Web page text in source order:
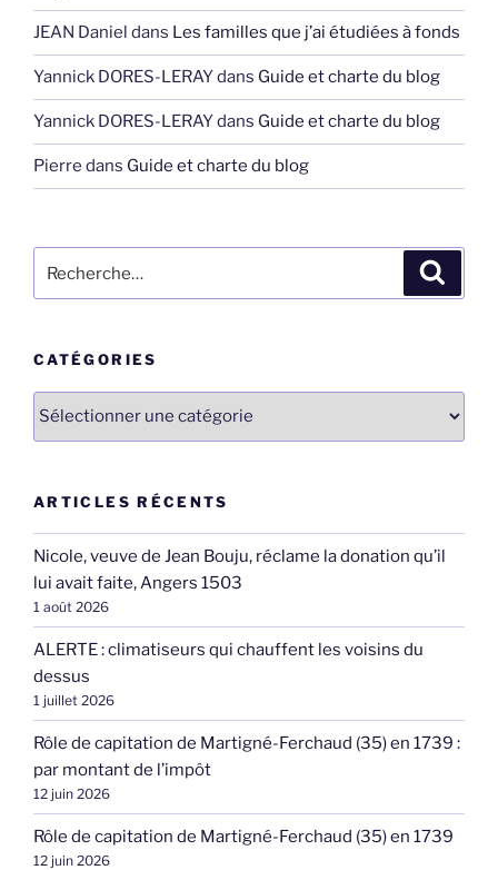
JEAN Daniel dans Les familles que j’ai étudiées à fonds
Yannick DORES-LERAYdans Guide et charte du blog
Yannick DORES-LERAYdans Guide et charte du blog
Pierre dans Guide et charte du blog
pour
CATÉGORIES
Catégories
ARTICLES RÉCENTS
Nicole, veuve de Jean Bouju, réclame la donation qu’il
lui avait faite, Angers 1503
1 août 2026
ALERTE : climatiseurs qui chauffent les voisins du
dessus
1 juillet 2026
Rôle de capitation de Martigné-Ferchaud (35) en 1739 :
par montant de l’impôt
12 juin 2026
Rôle de capitation de Martigné-Ferchaud (35) en 1739
12 juin 2026